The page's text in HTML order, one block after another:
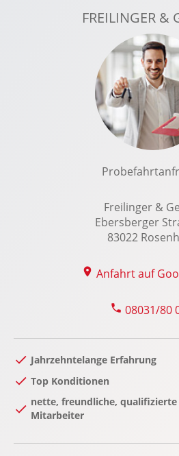
Leichtmetallfelgen: LM-Felgen
Lordosenstütze Fahrer
Multi-Funktions-Display
Multifunktions-Lederlenkrad
Navigationssystem
Notrufsystem
Radio: Audiosystem: Radio mit
Regensensor
Rückfahrkamera
Servolenkung
Sitzheizung Fahrer/Beifahrer
Sonnenblende
Spracheingabesystem
FREILINGER &
Freilinger &
Ebersberger
83022
Anfahrt auf
08031/80
Jahrzehntelange Erfahrung
Top Konditionen
nette, freundliche,
Mitarbeiter